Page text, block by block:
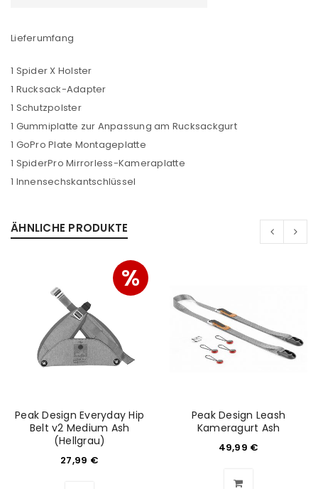
Benutzername oder E-Mail-Adresse*
Anmeldeformular geschützt durch
WP Captcha
Lieferumfang
1 Spider X Holster
1 Rucksack-Adapter
1 Schutzpolster
1 Gummiplatte zur Anpassung am Rucksackgurt
1 GoPro Plate Montageplatte
1 SpiderPro Mirrorless-Kameraplatte
1 Innensechskantschlüssel
ÄHNLICHE PRODUKTE
%
Peak Design Everyday Hip
Belt v2 Medium Ash
(Hellgrau)
27,99 €
Peak Design Leash
Kameragurt Ash
49,99 €